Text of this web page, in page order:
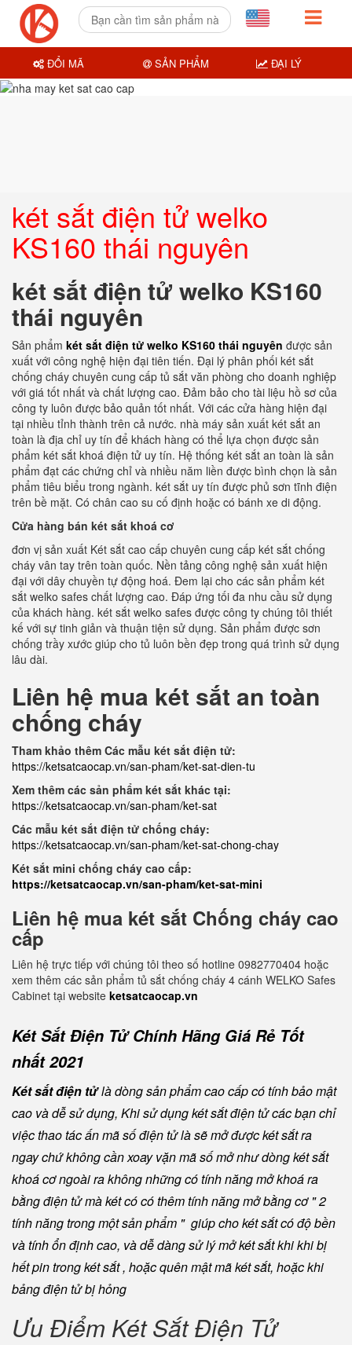
két sắt điện tử welko
KS160 thái nguyên
két sắt điện tử welko KS160
thái nguyên
Sản phẩm két sắt điện tử welko KS160 thái nguyên được sản
xuất với công nghệ hiện đại tiên tiến. Đại lý phân phối két sắt
chống cháy chuyên cung cấp tủ sắt văn phòng cho doanh nghiệp
với giá tốt nhất và chất lượng cao. Đảm bảo cho tài liệu hồ sơ của
công ty luôn được bảo quản tốt nhất. Với các cửa hàng hiện đại
tại nhiều tỉnh thành trên cả nước. nhà máy sản xuất két sắt an
toàn là địa chỉ uy tín để khách hàng có thể lựa chọn được sản
phẩm két sắt khoá điện tử uy tín. Hệ thống két sắt an toàn là sản
phẩm đạt các chứng chỉ và nhiều năm liền được bình chọn là sản
phẩm tiêu biểu trong ngành. két sắt uy tín được phủ sơn tĩnh điện
trên bề mặt. Có chân cao su cố định hoặc có bánh xe di động.
Cửa hàng bán két sắt khoá cơ
đơn vị sản xuất Két sắt cao cấp chuyên cung cấp két sắt chống
cháy vân tay trên toàn quốc. Nền tảng công nghệ sản xuất hiện
đại với dây chuyền tự động hoá. Đem lại cho các sản phẩm két
sắt welko safes chất lượng cao. Đáp ứng tối đa nhu cầu sử dụng
của khách hàng. két sắt welko safes được công ty chúng tôi thiết
kế với sự tinh giản và thuận tiện sử dụng. Sản phẩm được sơn
chống trầy xước giúp cho tủ luôn bền đẹp trong quá trình sử dụng
lâu dài.
Liên hệ mua két sắt an toàn
chống cháy
Tham khảo thêm Các mẫu két sắt điện tử:
https://ketsatcaocap.vn/san-pham/ket-sat-dien-tu
Xem thêm các sản phẩm két sắt khác tại:
https://ketsatcaocap.vn/san-pham/ket-sat
Các mẫu két sắt điện tử chống cháy:
https://ketsatcaocap.vn/san-pham/ket-sat-chong-chay
Két sắt mini chống cháy cao cấp:
https://ketsatcaocap.vn/san-pham/ket-sat-mini
Liên hệ mua két sắt Chống cháy cao
cấp
Liên hệ trực tiếp với chúng tôi theo số hotline 0982770404 hoặc
xem thêm các sản phẩm tủ sắt chống cháy 4 cánh WELKO Safes
Cabinet tại website ketsatcaocap.vn
Két Sắt Điện Tử Chính Hãng Giá Rẻ Tốt
nhất 2021
Két sắt điện tửlà dòng sản phẩm cao cấp có tính bảo mật
cao và dễ sử dụng, Khi sử dụng két sắt điện tử các bạn chỉ
việc thao tác ấn mã số điện tử là sẽ mở được két sắt ra
ngay chứ không cần xoay vặn mã số mở như dòng két sắt
khoá cơ ngoài ra không những có tính năng mở khoá ra
bằng điện tử mà két có có thêm tính năng mở bằng cơ " 2
tính năng trong một sản phẩm " giúp cho két sắt có độ bền
và tính ổn định cao, và dễ dàng sử lý mở két sắt khi khi bị
hết pin trong két sắt , hoặc quên mật mã két sắt, hoặc khi
bảng điện tử bị hỏng
Ưu Điểm Két Sắt Điện Tử
ĐỔI MÃ SẢN PHẨM ĐẠI LÝ